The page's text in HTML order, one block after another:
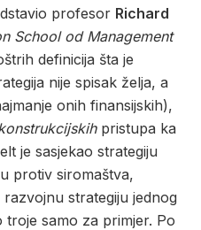
profesor Richard
School od Management
definicija šta je
nije spisak želja, a
onih finansijskih),
pristupa ka
je sasjekao strategiju
protiv siromaštva,
strategiju jednog
samo za primjer. Po